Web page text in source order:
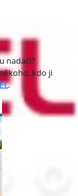
nadaci?
kdo ji
.